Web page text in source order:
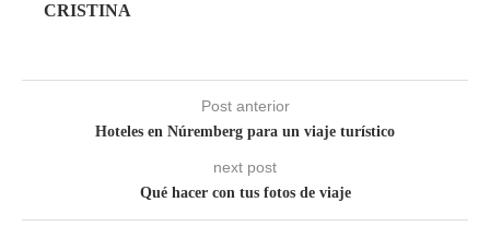
CRISTINA
Post anterior
Hoteles en Núremberg para un viaje turístico
next post
Qué hacer con tus fotos de viaje